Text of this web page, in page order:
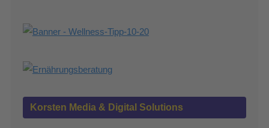
Korsten Media & Digital Solutions